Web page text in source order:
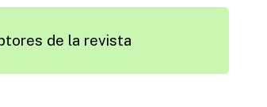
de la revista